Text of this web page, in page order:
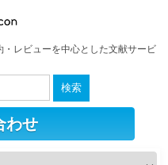
レビューを中心とした文献サービ
わせ